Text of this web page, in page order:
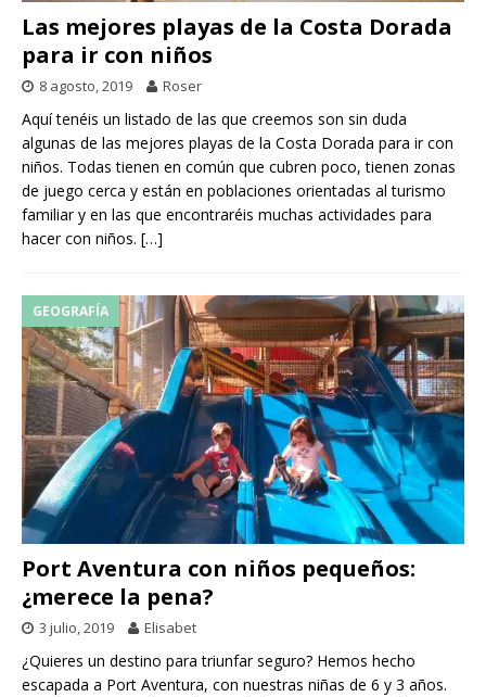
Las mejores playas de la Costa Dorada
para ir con niños
8 agosto, 2019 Roser
Aquí tenéis un listado de las que creemos son sin duda
algunas de las mejores playas de la Costa Dorada para ir con
niños. Todas tienen en común que cubren poco, tienen zonas
de juego cerca y están en poblaciones orientadas al turismo
familiar y en las que encontraréis muchas actividades para
hacer con niños. […]
GEOGRAFÍA
Port Aventura con niños pequeños:
¿merece la pena?
3 julio, 2019 Elisabet
¿Quieres un destino para triunfar seguro? Hemos hecho
escapada a Port Aventura, con nuestras niñas de 6 y 3 años.